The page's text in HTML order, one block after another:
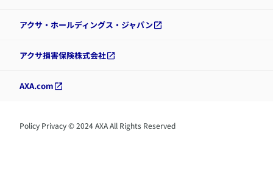
アクサ・ホールディングス・ジャパン
アクサ損害保険株式会社
AXA.com
Policy Privacy © 2024 AXA All Rights Reserved